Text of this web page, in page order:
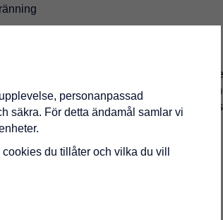
blå färg.
ger utmärkt värme- och luftcirkulation
modern gasolkamin tillverkad av
inkluderar tändsäkring, tippskydd och CO-
personanpassad
säkra. För detta ändamål samlar vi
du tillåter och vilka du vill